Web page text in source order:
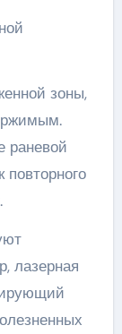
зоны,
раневой
лазерная